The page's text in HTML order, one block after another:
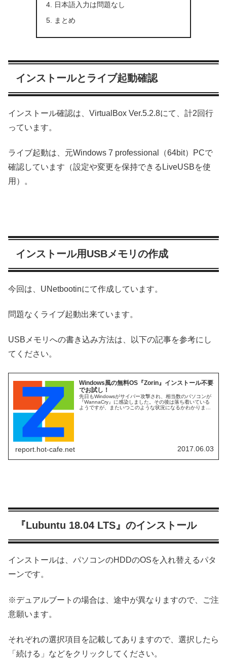
日本語入力は問題なし
まとめ
インストールとライブ起動確認
インストール確認は、VirtualBox Ver.5.2.8にて、計2回行
っています。
ライブ起動は、元Windows 7 professional（64bit）PCで
確認しています（設定や変更を保持できるLiveUSBを使
用）。
インストール用USBメモリの作成
今回は、UNetbootinにて作成しています。
問題なくライブ起動出来ています。
USBメモリへの書き込み方法は、以下の記事を参考にし
てください。
Windows風の無料OS『Zorin』インストール不要
でお試し！
先日もWindowsがサイバー攻撃され、相当数のパソコンが
『WannaCry』に感染しました。その後は落ち着いている
ようですが、またいつこのような状況になるかわかりませ
report.hot-cafe.net 2017.06.03
『Lubuntu 18.04 LTS』のインストール
インストールは、パソコンのHDDのOSを入れ替えるパタ
ーンです。
※デュアルブートの場合は、途中が異なりますので、ご注
意願います。
それぞれの選択項目を記載してありますので、選択したら
「続ける」などをクリックしてください。